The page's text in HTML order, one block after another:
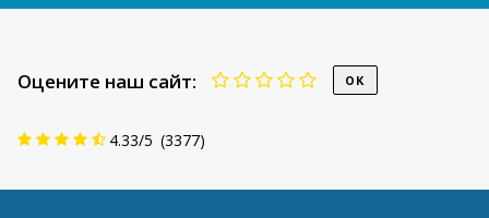
Оцените наш сайт:
4.33/5 (3377)